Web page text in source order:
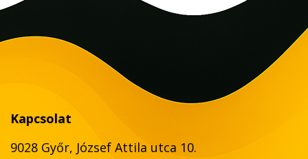
Kapcsolat
9028 Győr, József Attila utca 10.